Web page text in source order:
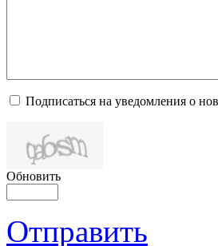
Подписаться на уведомления о
Обновить
Отправить